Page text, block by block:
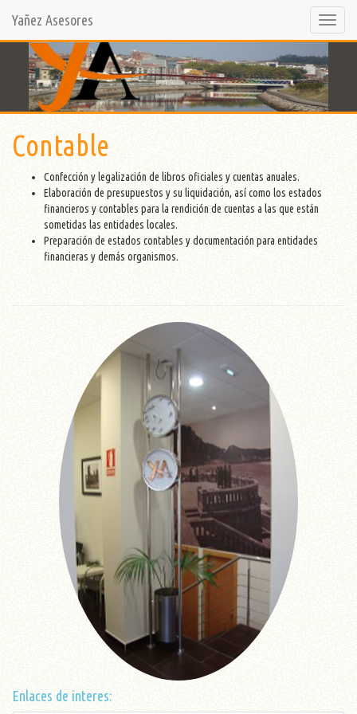
opción
Yañez Asesores
Contable
Confección y legalización de libros oficiales y cuentas anuales.
Elaboración de presupuestos y su liquidación, así como los estados
financieros y contables para la rendición de cuentas a las que están
sometidas las entidades locales.
Preparación de estados contables y documentación para entidades
financieras y demás organismos.
Enlaces de interes: